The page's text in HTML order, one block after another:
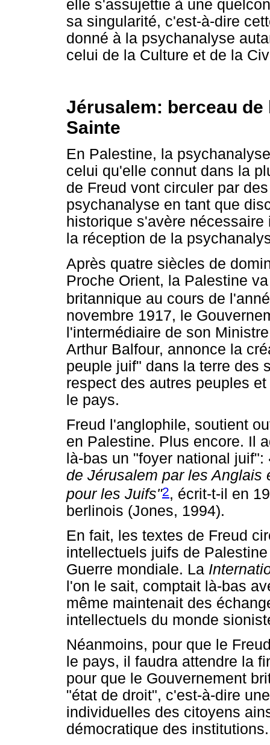
elle s'assujettie à une
sa singularité, c'est-à-dire
donné à la psychanalyse
celui de la Culture et de la
Jérusalem: berceau
Sainte
En Palestine, la
celui qu'elle connut dans la
de Freud vont circuler par
psychanalyse en tant que
historique s'avère
la réception de la
Après quatre siècles de
Proche Orient, la Palestine
britannique au cours de
novembre 1917, le
l'intermédiaire de son
Arthur Balfour, annonce la
peuple juif" dans la terre des
respect des autres peuples
le pays.
Freud l'anglophile, soutient
en Palestine. Plus encore. Il
là-bas un "foyer national juif":
de Jérusalem par les Anglais
pour les Juifs"2, écrit-t-il en
berlinois (Jones, 1994).
En fait, les textes de Freud
intellectuels juifs de
Guerre mondiale. La
l'on le sait, comptait là-bas
même maintenait des
intellectuels du monde
Néanmoins, pour que le
le pays, il faudra attendre la
pour que le Gouvernement
"état de droit", c'est-à-dire
individuelles des citoyens
démocratique des institutions.